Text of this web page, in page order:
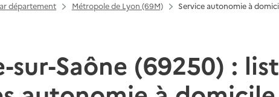
département Métropole de Lyon (69M) Service autonomie à
sur-Saône (69250) :